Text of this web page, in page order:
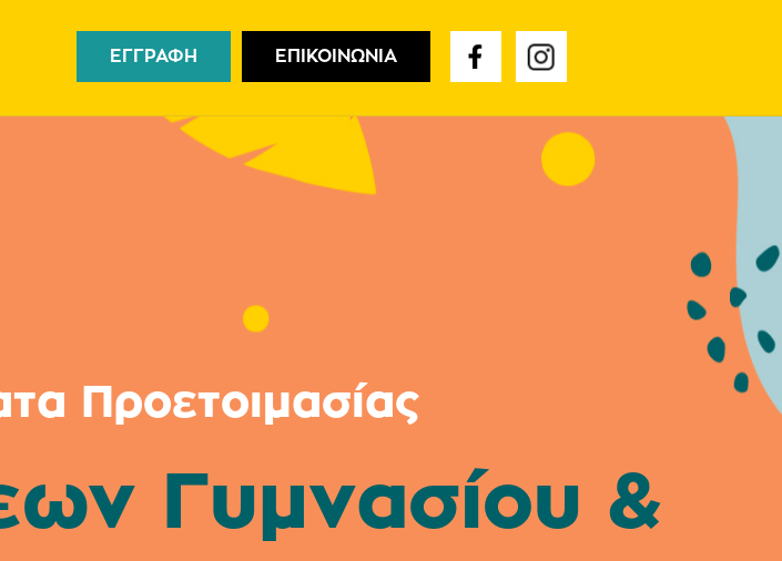
ΕΓΓΡΑΦΗ ΕΠΙΚΟΙΝΩΝΙΑ
Προετοιμασίας
Γυμνασίου &